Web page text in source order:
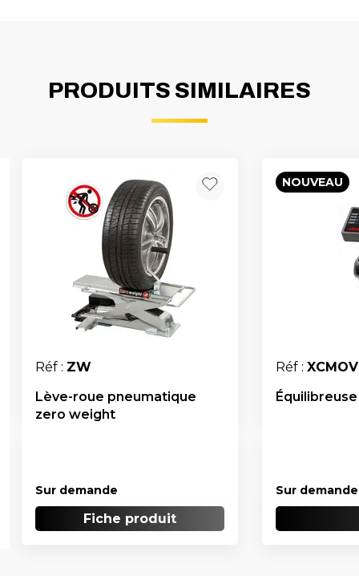
PRODUITS SIMILAIRES
Réf : ZW
Lève-roue pneumatique
zero weight
Sur demande
Fiche produit
NOUVEAU
Réf :
Sur demande